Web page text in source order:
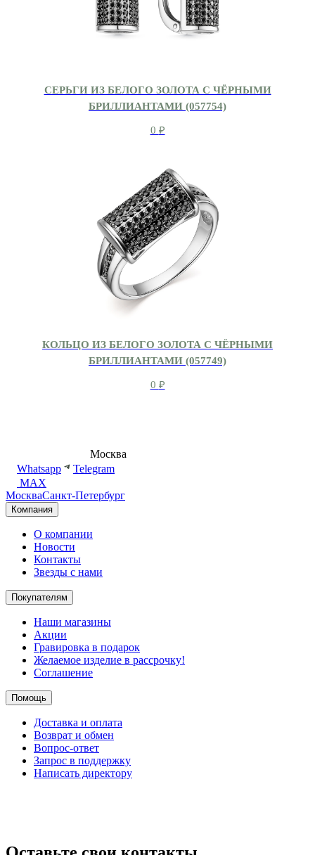
СЕРЬГИ ИЗ БЕЛОГО ЗОЛОТА С ЧЁРНЫМИ
БРИЛЛИАНТАМИ (057754)
0 ₽
КОЛЬЦО ИЗ БЕЛОГО ЗОЛОТА С ЧЁРНЫМИ
БРИЛЛИАНТАМИ (057749)
0 ₽
Москва
Whatsapp
Telegram
MAX
МоскваСанкт-Петербург
Компания
О компании
Новости
Контакты
Звезды с нами
Покупателям
Наши магазины
Акции
Гравировка в подарок
Желаемое изделие в рассрочку!
Соглашение
Помощь
Доставка и оплата
Возврат и обмен
Вопрос-ответ
Запрос в поддержку
Написать директору